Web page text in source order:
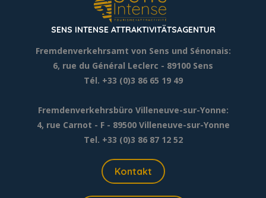
SENS INTENSE ATTRAKTIVITÄTSAGENTUR
Fremdenverkehrsamt von Sens und Sénonais:
6, rue du Général Leclerc - 89100 Sens
Tél. +33 (0)3 86 65 19 49
Fremdenverkehrsbüro Villeneuve-sur-Yonne:
4, rue Carnot - F - 89500 Villeneuve-sur-Yonne
Tel. +33 (0)3 86 87 12 52
Kontakt